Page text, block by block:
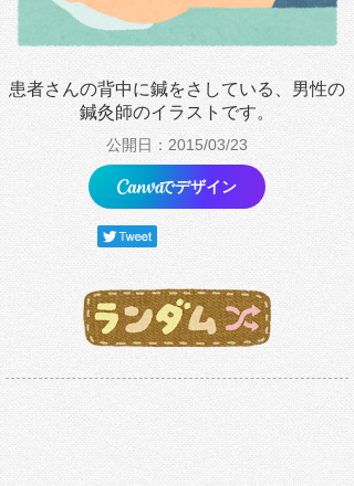
患者さんの背中に鍼をさしている、男性の
鍼灸師のイラストです。
公開日：2015/03/23
でデザイン